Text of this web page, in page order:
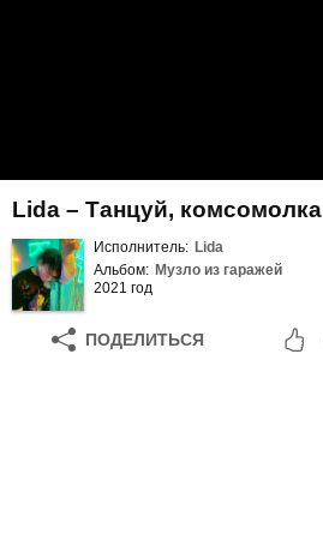
Lida – Танцуй, комсомолка
Исполнитель: Lida
Альбом: Музло из гаражей
2021 год
ПОДЕЛИТЬСЯ